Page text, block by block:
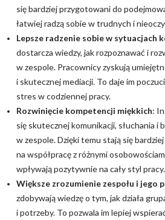
się bardziej przygotowani do
łatwiej radzą sobie w trudnych i
Lepsze radzenie sobie w sytuacjach
dostarcza wiedzy, jak rozpoznawać i
w zespole. Pracownicy zyskują
i skutecznej mediacji. To daje im
stres w codziennej pracy.
Rozwinięcie kompetencji miękkich:
się skutecznej komunikacji, słuchania i
w zespole. Dzięki temu stają się
na współpracę z różnymi
wpływają pozytywnie na cały styl pracy.
Większe zrozumienie zespołu i jego
zdobywają wiedzę o tym, jak działa
i potrzeby. To pozwala im lepiej